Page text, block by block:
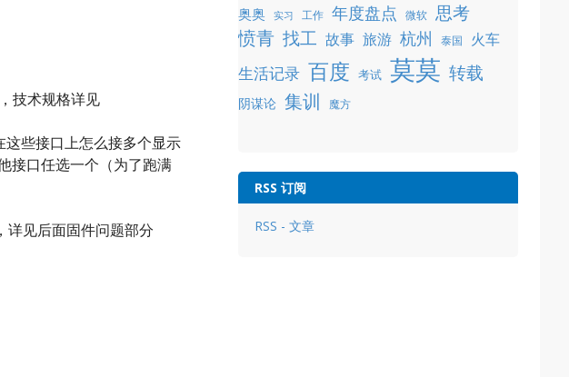
技术规格详见
这些接口上怎么接多个显示
接口任选一个（为了跑满
详见后面固件问题部分
奥奥 实习 工作 年度盘点 微软 思考
愤青 找工 故事 旅游 杭州 泰国 火车
生活记录 百度 考试 莫莫 转载
阴谋论 集训 魔方
RSS 订阅
RSS - 文章